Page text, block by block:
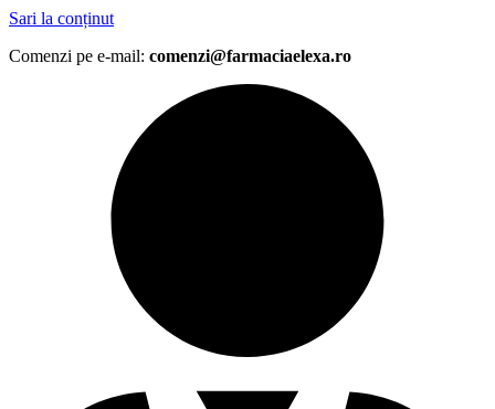
Sari la conținut
Comenzi pe e-mail: comenzi@farmaciaelexa.ro